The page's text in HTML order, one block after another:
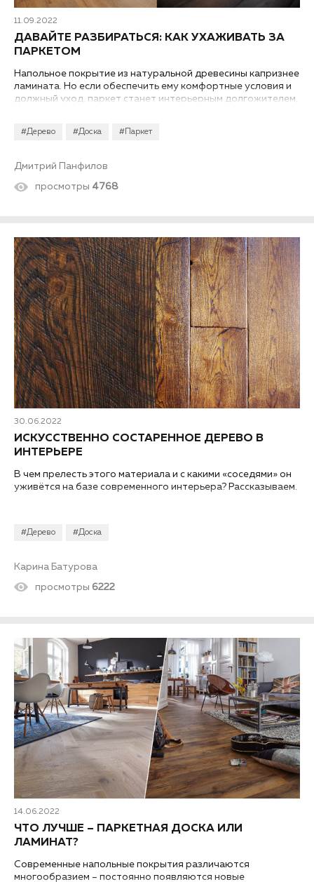
11.09.2022
#Дерево #Доска #Паркет
ДАВАЙТЕ РАЗБИРАТЬСЯ: КАК УХАЖИВАТЬ ЗА
ПАРКЕТОМ
Напольное покрытие из натуральной древесины капризнее
ламината. Но если обеспечить ему комфортные условия и
должный уход, паркет станет интерьерным долгожителем,
Дмитрий Панфилов
просмотры 4768
30.06.2022
#Дерево #Доска
ИСКУССТВЕННО СОСТАРЕННОЕ ДЕРЕВО В
ИНТЕРЬЕРЕ
В чем прелесть этого материала и с какими «соседями» он
уживётся на базе современного интерьера? Рассказываем.
Карина Батурова
просмотры 6222
14.06.2022
ЧТО ЛУЧШЕ – ПАРКЕТНАЯ ДОСКА ИЛИ
ЛАМИНАТ?
Современные напольные покрытия различаются
многообразием – постоянно появляются новые